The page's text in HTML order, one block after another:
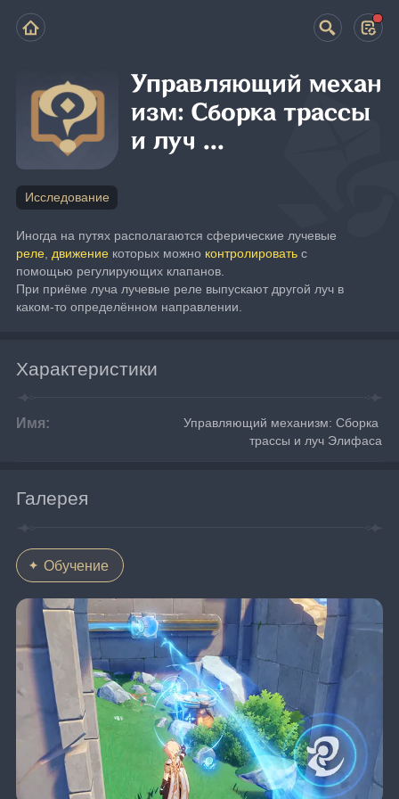
Управляющий механ
изм: Сборка трассы
и луч ...
Исследование
реле движение которых можно контролировать с
помощью регулирующих клапанов.
При приёме луча лучевые реле выпускают другой луч в
каком-то определённом направлении.
Характеристики
Имя:
Управляющий механизм: Сборка
трассы и луч Элифаса
Галерея
Обучение